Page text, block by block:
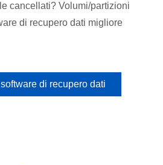
cancellati? Volumi/partizioni
di recupero dati migliore
di recupero dati